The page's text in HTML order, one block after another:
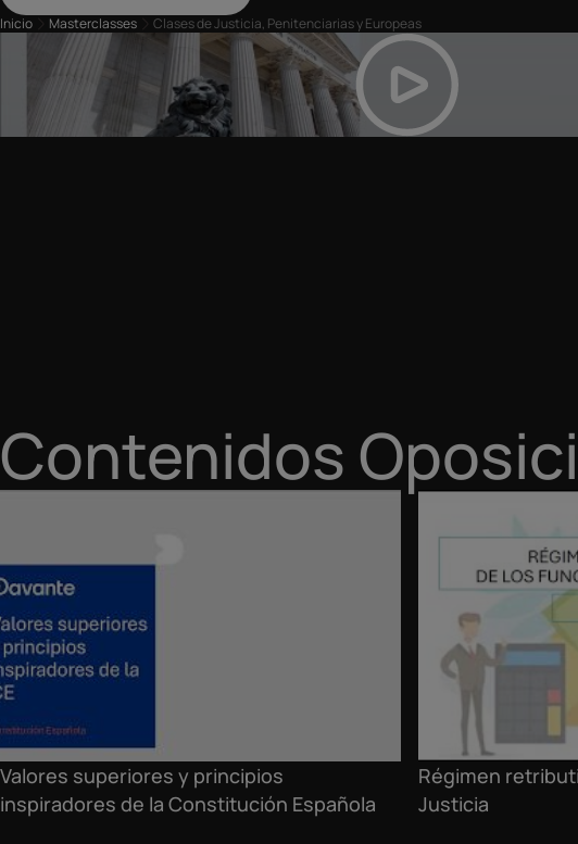
Inicio Masterclasses Clases de Justicia, Penitenciarias y Europeas
Contenidos
Valores superiores y principios
inspiradores de la Constitución Española
Régimen
Justicia